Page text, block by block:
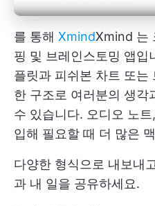
를 통해 XmindXmind 는
핑 및 브레인스토밍 앱입
플릿과 피쉬본 차트 또는
한 구조로 여러분의 생각
수 있습니다. 오디오 노
입해 필요할 때 더 많은
다양한 형식으로 내보내
과 내 일을 공유하세요.